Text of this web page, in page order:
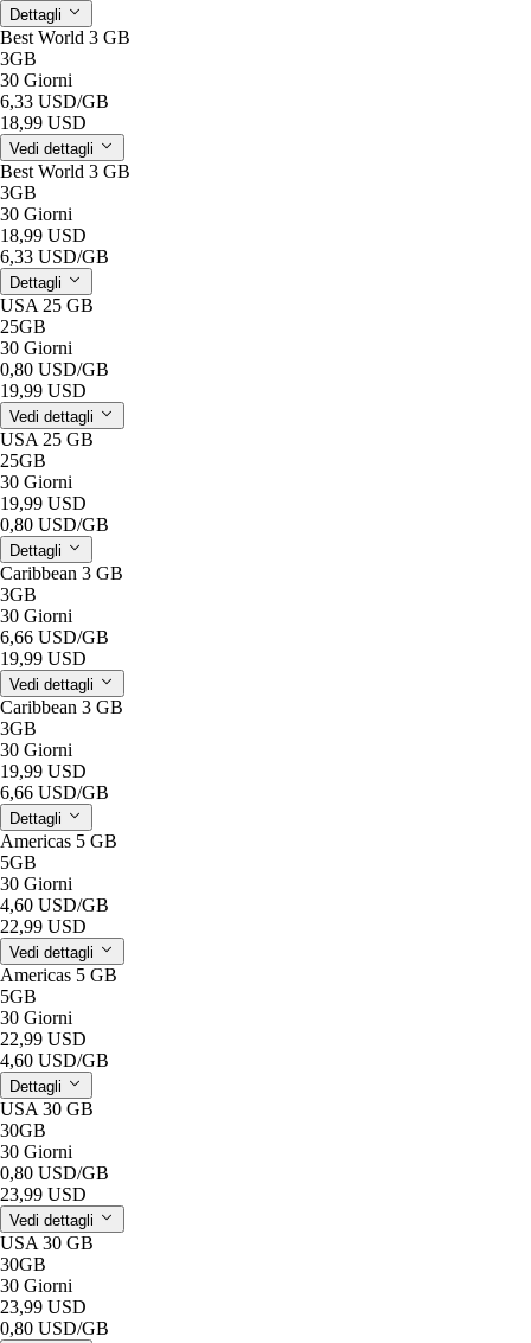
Dettagli
Best World 3 GB
3GB
30 Giorni
6,33 USD/GB
18,99 USD
Vedi dettagli
Best World 3 GB
3GB
30 Giorni
18,99 USD
6,33 USD/GB
Dettagli
USA 25 GB
25GB
30 Giorni
0,80 USD/GB
19,99 USD
Vedi dettagli
USA 25 GB
25GB
30 Giorni
19,99 USD
0,80 USD/GB
Dettagli
Caribbean 3 GB
3GB
30 Giorni
6,66 USD/GB
19,99 USD
Vedi dettagli
Caribbean 3 GB
3GB
30 Giorni
19,99 USD
6,66 USD/GB
Dettagli
Americas 5 GB
5GB
30 Giorni
4,60 USD/GB
22,99 USD
Vedi dettagli
Americas 5 GB
5GB
30 Giorni
22,99 USD
4,60 USD/GB
Dettagli
USA 30 GB
30GB
30 Giorni
0,80 USD/GB
23,99 USD
Vedi dettagli
USA 30 GB
30GB
30 Giorni
23,99 USD
0,80 USD/GB